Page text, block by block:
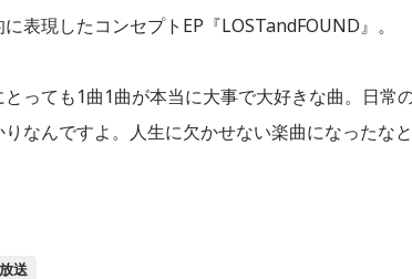
表現したコンセプトEP『LOSTandFOUND』。
っても1曲1曲が本当に大事で大好きな曲。日常
なんですよ。人生に欠かせない楽曲になったなと
送